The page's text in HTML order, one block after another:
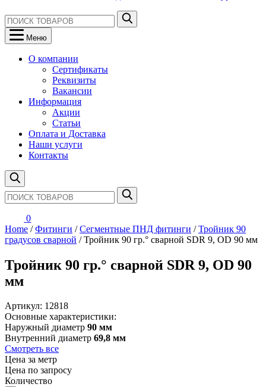
Меню
О компании
Сертификаты
Реквизиты
Вакансии
Информация
Акции
Статьи
Оплата и Доставка
Наши услуги
Контакты
0
Home /Фитинги /Сегментные ПНД фитинги /Тройник 90
градусов сварной / Тройник 90 гр.° сварной SDR 9, OD 90 мм
Тройник 90 гр.° сварной SDR 9, OD 90
мм
Артикул: 12818
Основные характеристики:
Наружный диаметр 90 мм
Внутренний диаметр 69,8 мм
Смотреть все
Цена за метр
Цена по запросу
Количество